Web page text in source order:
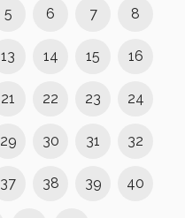
5 6 7 8
13 14 15 16
21 22 23 24
29 30 31 32
37 38 39 40